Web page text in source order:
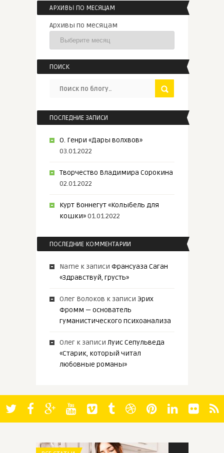
АРХИВЫ ПО МЕСЯЦАМ
Архивы по месяцам
ПОИСК
ПОСЛЕДНИЕ ЗАПИСИ
О. Генри «Дары волхвов»
03.01.2022
Творчество Владимира Сорокина
02.01.2022
Курт Воннегут «Колыбель для
кошки» 01.01.2022
ПОСЛЕДНИЕ КОММЕНТАРИИ
Name к записи Франсуаза Саган
«Здравствуй, грусть»
Олег Волоков к записи Эрих
Фромм — основатель
гуманистического психоанализа
Олегк записи Луис Сепульведа
«Старик, который читал
любовные романы»